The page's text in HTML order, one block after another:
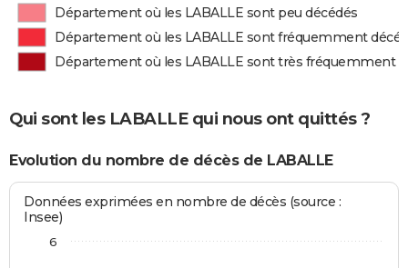
Département où les LABALLE sont peu décédés
Département où les LABALLE sont fréquemment
Département où les LABALLE sont très fréquemment
Qui sont les LABALLE qui nous ont quittés ?
Evolution du nombre de décès de LABALLE
Données exprimées en nombre de décès (source :
Insee)
6